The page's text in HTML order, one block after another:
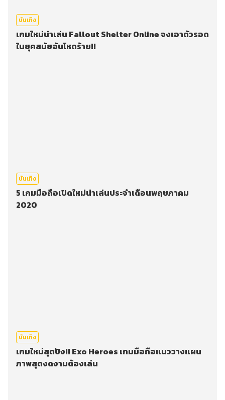
บันเทิง
เกมใหม่น่าเล่น Fallout Shelter Online จงเอาตัวรอด
ในยุคสมัยอันโหดร้าย!!
บันเทิง
5 เกมมือถือเปิดใหม่น่าเล่นประจำเดือนพฤษภาคม
2020
บันเทิง
เกมใหม่สุดปัง!! Exo Heroes เกมมือถือแนววางแผน
ภาพสุดงดงามต้องเล่น